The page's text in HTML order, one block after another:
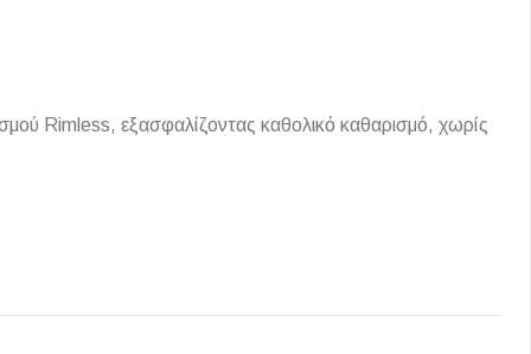
Rimless, εξασφαλίζοντας καθολικό καθαρισμό, χωρίς